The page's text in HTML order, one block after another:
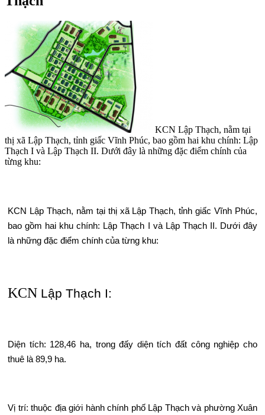
KCN Lập Thạch, nằm tại
thị xã Lập Thạch, tỉnh giấc Vĩnh Phúc, bao gồm hai khu chính: Lập
Thạch I và Lập Thạch II. Dưới đây là những đặc điểm chính của
từng khu:
KCN Lập Thạch, nằm tại thị xã Lập Thạch, tỉnh giấc Vĩnh Phúc,
bao gồm hai khu chính: Lập Thạch I và Lập Thạch II. Dưới đây
là những đặc điểm chính của từng khu:
KCN Lập Thạch I:
Diện tích: 128,46 ha, trong đấy diện tích đất công nghiệp cho
thuê là 89,9 ha.
Vị trí: thuộc địa giới hành chính phố Lập Thạch và phường Xuân